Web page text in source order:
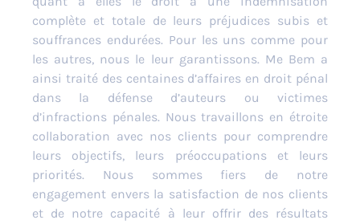
complète et totale de leurs préjudices subis et
souffrances endurées. Pour les uns comme pour
les autres, nous le leur garantissons. Me Bem a
ainsi traité des centaines d’affaires en droit pénal
dans la défense d’auteurs ou victimes
d’infractions pénales. Nous travaillons en étroite
collaboration avec nos clients pour comprendre
leurs objectifs, leurs préoccupations et leurs
priorités. Nous sommes fiers de notre
engagement envers la satisfaction de nos clients
et de notre capacité à leur offrir des résultats